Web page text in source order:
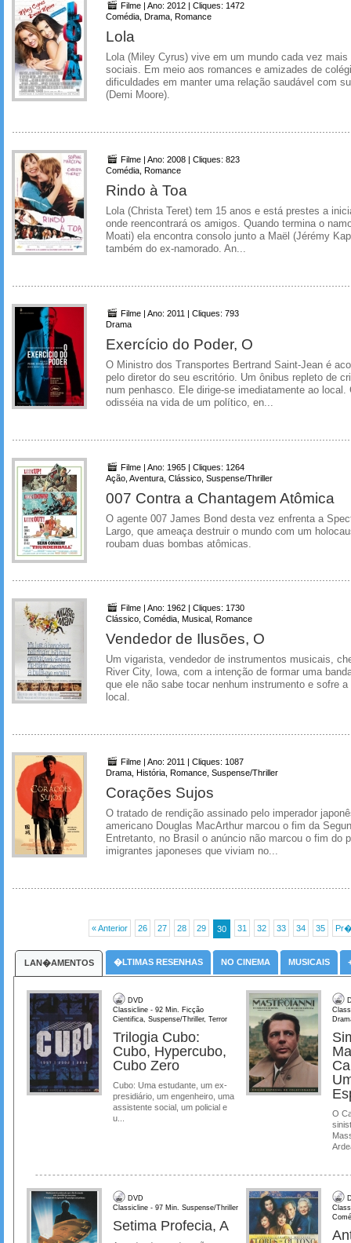
Filme | Ano: 2012 | Cliques: 1472
Comédia, Drama, Romance
Lola
Lola (Miley Cyrus) vive em um mundo cada vez
sociais. Em meio aos romances e amizades de
dificuldades em manter uma relação saudável com
(Demi Moore).
Filme | Ano: 2008 | Cliques: 823
Comédia, Romance
Rindo à Toa
Lola (Christa Teret) tem 15 anos e está prestes a
onde reencontrará os amigos. Quando termina o
Moati) ela encontra consolo junto a Maël (Jérémy
também do ex-namorado. An...
Filme | Ano: 2011 | Cliques: 793
Drama
Exercício do Poder, O
O Ministro dos Transportes Bertrand Saint-Jean é
pelo diretor do seu escritório. Um ônibus repleto de
num penhasco. Ele dirige-se imediatamente ao local.
odisséia na vida de um político, en...
Filme | Ano: 1965 | Cliques: 1264
Ação, Aventura, Clássico, Suspense/Thriller
007 Contra a Chantagem Atômica
O agente 007 James Bond desta vez enfrenta a
Largo, que ameaça destruir o mundo com um
roubam duas bombas atômicas.
Filme | Ano: 1962 | Cliques: 1730
Clássico, Comédia, Musical, Romance
Vendedor de Ilusões, O
Um vigarista, vendedor de instrumentos musicais,
River City, Iowa, com a intenção de formar uma
que ele não sabe tocar nenhum instrumento e sofre
local.
Filme | Ano: 2011 | Cliques: 1087
Drama, História, Romance, Suspense/Thriller
Corações Sujos
O tratado de rendição assinado pelo imperador
americano Douglas MacArthur marcou o fim da
Entretanto, no Brasil o anúncio não marcou o fim do
imigrantes japoneses que viviam no...
« Anterior 26 27 28 29 30 31 32 33 34 35
LAN�AMENTOS �LTIMAS RESENHAS NO CINEMA MUSICAIS
DVD
Classicline - 92 Min. Ficção
Cientifica, Suspense/Thriller, Terror
Trilogia Cubo:
Cubo, Hypercubo,
Cubo Zero
Cubo: Uma estudante, um ex-
presidiário, um engenheiro, uma
assistente social, um policial e
u...
O
DVD
Classicline - 97 Min. Suspense/Thriller
Setima Profecia, A